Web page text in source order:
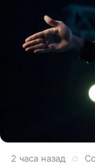
2 часа назад